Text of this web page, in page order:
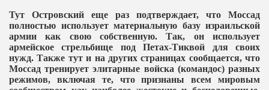
Тут Островский еще раз подтверждает, что Моссад
полностью использует материальную базу израильской
армии как свою собственную. Так, он использует
армейское стрельбище под Петах-Тиквой для своих
нужд. Также тут и на других страницах сообщается, что
Моссад тренирует элитарные войска (командос) разных
режимов, включая те, что признаны всем мировым